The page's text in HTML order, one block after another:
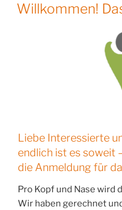
Yspertal!“
Willkommen!
Liebe Interessierte
endlich ist es soweit
die Anmeldung für
Pro Kopf und Nase wird
Wir haben gerechnet